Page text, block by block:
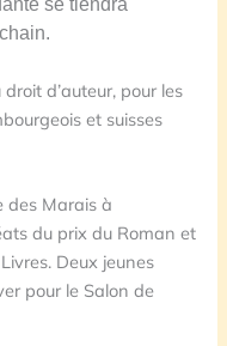
se tiendra
d’auteur, pour les
et suisses
des Marais à
du prix du Roman et
Deux jeunes
pour le Salon de